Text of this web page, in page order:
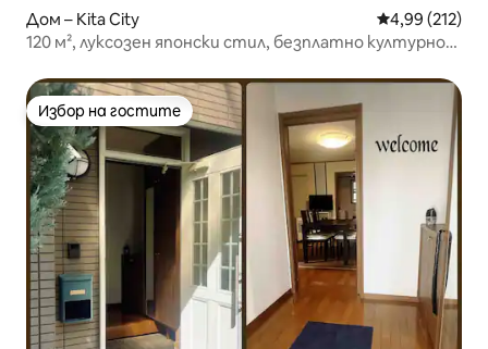
Дом – Kita City Средна
4,99 (212)
120 м², луксозен японски стил, безплатно културно
Избор на гостите
Избор на гостите